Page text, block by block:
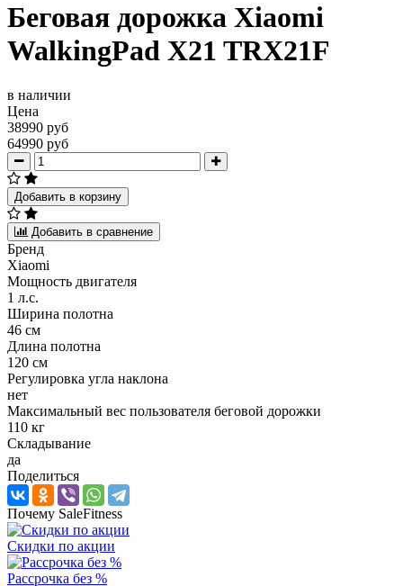
Беговая дорожка Xiaomi
WalkingPad X21 TRX21F
в наличии
Цена
38990 руб
64990 руб
Добавить в корзину
Добавить в сравнение
Бренд
Xiaomi
Мощность двигателя
1 л.с.
Ширина полотна
46 см
Длина полотна
120 см
Регулировка угла наклона
нет
Максимальный вес пользователя беговой дорожки
110 кг
Складывание
да
Поделиться
Почему SaleFitness
Скидки по акции
Рассрочка без %